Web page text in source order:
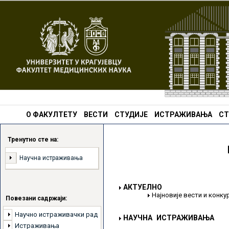
О ФАКУЛТЕТУ ВЕСТИ СТУДИЈЕ ИСТРАЖИВАЊА
Тренутно сте на:
Научна истраживања
Повезани садржаји:
Научно истраживачки рад
Истраживања
АКТУЕЛНО
Најновије вести и
НАУЧНА ИСТРАЖИВАЊА